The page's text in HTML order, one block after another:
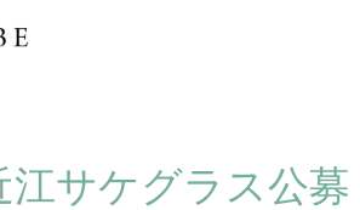
江サケグラス公募